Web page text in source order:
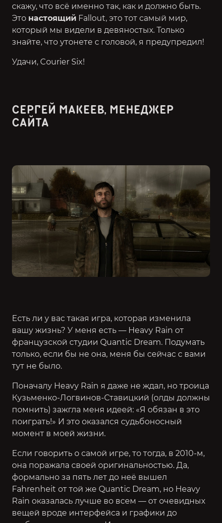
скажу, что всё именно так, как и должно быть.
Это настоящий Fallout, это тот самый мир,
который мы видели в девяностых. Только
знайте, что утонете с головой, я предупредил!
Удачи, Courier Six!
СЕРГЕЙ МАКЕЕВ, МЕНЕДЖЕР
САЙТА
Есть ли у вас такая игра, которая изменила
вашу жизнь? У меня есть — Heavy Rain от
французской студии Quantic Dream. Подумать
только, если бы не она, меня бы сейчас с вами
тут не было.
Поначалу Heavy Rain я даже не ждал, но троица
Кузьменко-Логвинов-Ставицкий (олды должны
помнить) зажгла меня идеей: «Я обязан в это
поиграть!» И это оказался судьбоносный
момент в моей жизни.
Если говорить о самой игре, то тогда, в 2010-м,
она поражала своей оригинальностью. Да,
формально за пять лет до неё вышел
Fahrenheit от той же Quantic Dream, но Heavy
Rain оказалась лучше во всем — от очевидных
вещей вроде интерфейса и графики до